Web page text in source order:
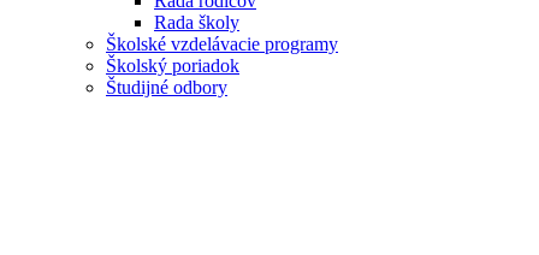
Rada školy
Školské vzdelávacie programy
Školský poriadok
Študijné odbory